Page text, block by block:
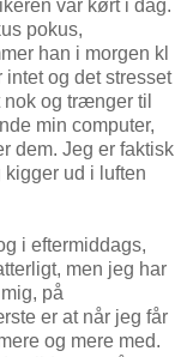
var kørt i dag.
pokus,
han i morgen kl
og det stresset
og trænger til
min computer,
dem. Jeg er faktisk
kigger ud i luften
i eftermiddags,
men jeg har
på
er at når jeg får
og mere med.